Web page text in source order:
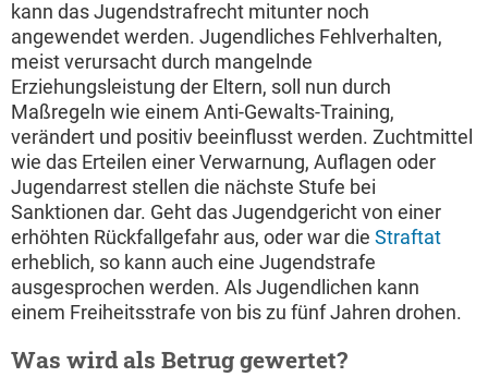
kann das Jugendstrafrecht mitunter noch
angewendet werden. Jugendliches Fehlverhalten,
meist verursacht durch mangelnde
Erziehungsleistung der Eltern, soll nun durch
Maßregeln wie einem Anti-Gewalts-Training,
verändert und positiv beeinflusst werden. Zuchtmittel
wie das Erteilen einer Verwarnung, Auflagen oder
Jugendarrest stellen die nächste Stufe bei
Sanktionen dar. Geht das Jugendgericht von einer
erhöhten Rückfallgefahr aus, oder war die Straftat
erheblich, so kann auch eine Jugendstrafe
ausgesprochen werden. Als Jugendlichen kann
einem Freiheitsstrafe von bis zu fünf Jahren drohen.
Was wird als Betrug gewertet?